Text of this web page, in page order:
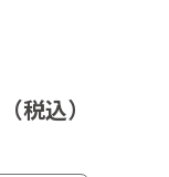
（税込）